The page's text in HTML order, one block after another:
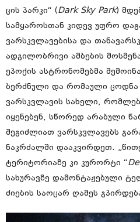
ცის პარკი“ (Dark Sky Park)
სამყაროსთან კიდევ უფრო
ვარსკვლავებისა და
ადგილობრივი ამბების
ეპოქის ასტრონომებმა
ბერძნული და რომაული ცოდნა
ვარსკვლავის სახელი,
იყენებენ, სწორედ არაბული
შეგიძლიათ ვარსკვლავებს
ნაკრძალში დააკვირდეთ.
ტერიტორიაზე კი კურორტი “
სახურავზე დამონტაჟებული
ძიების საოცარ ღამეს